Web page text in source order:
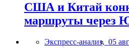
США и Китай
маршруты через
Экспресс-анализ, 05